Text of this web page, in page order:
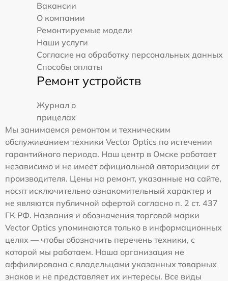
Вакансии
О компании
Ремонтируемые модели
Наши услуги
Согласие на обработку персональных данных
Способы оплаты
Ремонт устройств
Журнал о
прицелах
Мы занимаемся ремонтом и техническим
обслуживанием техники Vector Optics по истечении
гарантийного периода. Наш центр в Омске работает
независимо и не имеет официальной авторизации от
производителя. Цены на ремонт, указанные на сайте,
носят исключительно ознакомительный характер и
не являются публичной офертой согласно п. 2 ст. 437
ГК РФ. Названия и обозначения торговой марки
Vector Optics упоминаются только в информационных
целях — чтобы обозначить перечень техники, с
которой мы работаем. Наша организация не
аффилирована с владельцами указанных товарных
знаков и не представляет их интересы. Все виды